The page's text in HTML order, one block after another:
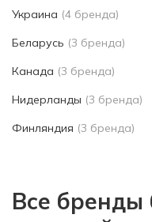
Украина (4 бренда)
Беларусь (3 бренда)
Канада (3 бренда)
Нидерланды (3 бренда)
Финляндия (3 бренда)
Все бренды